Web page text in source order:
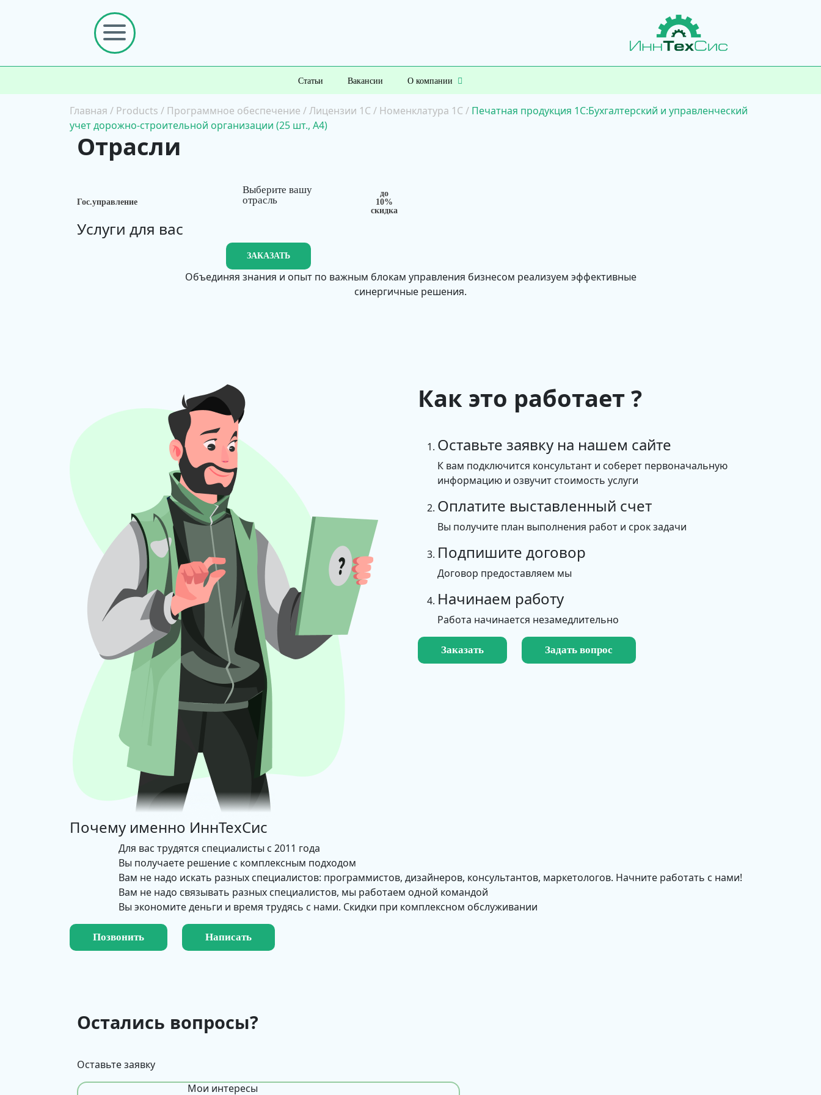
Статьи Вакансии О компании
Главная / Products / Программное обеспечение /Лицензии 1С / Номенклатура 1С / Печатная продукция 1С:Бухгалтерский и управленческий
учет дорожно-строительной организации (25 шт., А4)
Отрасли
Гос.управление
Выберите вашу
отрасль
до
10%
скидка
Услуги для вас
ЗАКАЗАТЬ
Объединяя знания и опыт по важным блокам управления бизнесом реализуем эффективные
синергичные решения.
Как это работает ?
Оставьте заявку на нашем сайте
К вам подключится консультант и соберет первоначальную
информацию и озвучит стоимость услуги
Оплатите выставленный счет
Вы получите план выполнения работ и срок задачи
Подпишите договор
Договор предоставляем мы
Начинаем работу
Работа начинается незамедлительно
Заказать Задать вопрос
Почему именно ИннТехСис
Для вас трудятся специалисты с 2011 года
Вы получаете решение с комплексным подходом
Вам не надо искать разных специалистов: программистов, дизайнеров, консультантов, маркетологов. Начните работать с нами!
Вам не надо связывать разных специалистов, мы работаем одной командой
Вы экономите деньги и время трудясь с нами. Скидки при комплексном обслуживании
Позвонить Написать
Остались вопросы?
Оставьте заявку
Мои интересы